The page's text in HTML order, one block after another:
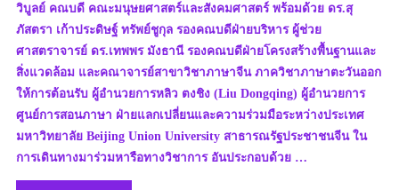
วิบูลย์ คณบดี คณะมนุษยศาสตร์และสังคมศาสตร์ พร้อมด้วย ดร.สุ
ภัสตรา เก้าประดิษฐ์ ทรัพย์ชูกุล รองคณบดีฝ่ายบริหาร ผู้ช่วย
ศาสตราจารย์ ดร.เทพพร มังธานี รองคณบดีฝ่ายโครงสร้างพื้นฐานและ
สิ่งแวดล้อม และคณาจารย์สาขาวิชาภาษาจีน ภาควิชาภาษาตะวันออก
ให้การต้อนรับ ผู้อำนวยการหลิว ตงชิง (Liu Dongqing) ผู้อำนวยการ
ศูนย์การสอนภาษา ฝ่ายแลกเปลี่ยนและความร่วมมือระหว่างประเทศ
มหาวิทยาลัย Beijing Union University สาธารณรัฐประชาชนจีน ใน
การเดินทางมาร่วมหารือทางวิชาการ อันประกอบด้วย …